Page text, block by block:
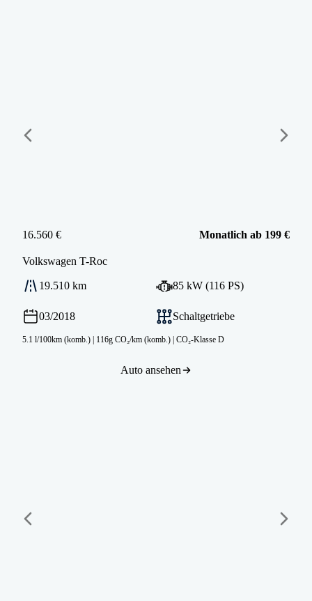
16.560 € Monatlich ab 199 €
Volkswagen T-Roc
19.510 km 85 kW (116 PS)
03/2018 Schaltgetriebe
5.1 l/100km (komb.) | 116g CO₂/km (komb.) | CO₂-Klasse D
Auto ansehen